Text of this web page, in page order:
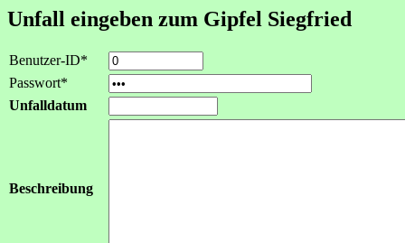
Unfall eingeben zum Gipfel Siegfried
Benutzer-ID*
Passwort*
Unfalldatum
Beschreibung